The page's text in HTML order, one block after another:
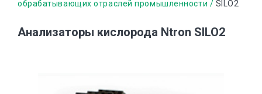
основному
навигации
обрабатывающих отраслей промышленности
SILO2
Анализаторы кислорода Ntron SILO2